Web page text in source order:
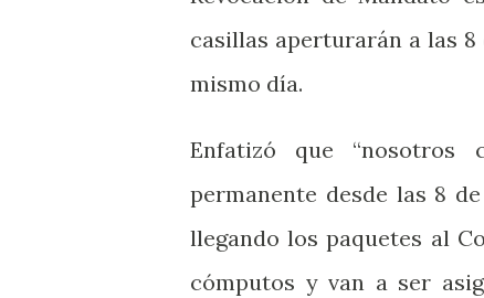
casillas aperturarán a las
mismo día.
Enfatizó que “nosotros
permanente desde las 8
llegando los paquetes al
cómputos y van a ser